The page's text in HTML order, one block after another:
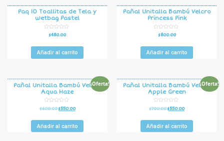
Paq 10 Toallitas de Tela y
wetbag Pastel
o
r
a
d
0
d
e
5
$480.00
Añadir al carrito
Pañal Unitalla Bambú Velcro
Princess Pink
o
r
a
d
0
d
e
5
$800.00
Añadir al carrito
¡Oferta!
Pañal Unitalla Bambú Velcro
Aqua Haze
V
a
o
r
a
$600.00$550.00
Añadir al carrito
¡Oferta!
Pañal Unitalla Bambú Velcro
Apple Green
V
a
o
r
a
$700.00$550.00
Añadir al carrito